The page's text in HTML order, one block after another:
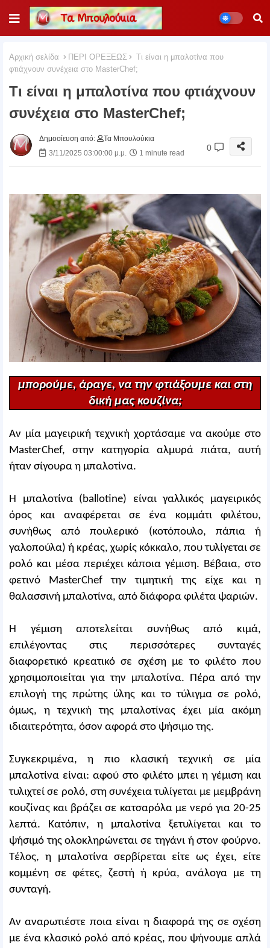
Αρχική σελίδα ΠΕΡΙ ΟΡΕΞΕΩΣ
Τι είναι η μπαλοτίνα που
φτιάχνουν συνέχεια στο MasterChef;
Τι είναι η μπαλοτίνα που φτιάχνουν
συνέχεια στο MasterChef;
Δημοσίευση από:
Τα Μπουλούκια
3/11/2025 03:00:00 μ.μ.
1 minute read
0
μπορούμε, άραγε, να την φτιάξουμε και στη
δική μας κουζίνα;
Αν μία μαγειρική τεχνική χορτάσαμε να ακούμε στο
MasterChef, στην κατηγορία αλμυρά πιάτα, αυτή
ήταν σίγουρα η μπαλοτίνα.
Η μπαλοτίνα (ballotine) είναι γαλλικός μαγειρικός
όρος και αναφέρεται σε ένα κομμάτι φιλέτου,
συνήθως από πουλερικό (κοτόπουλο, πάπια ή
γαλοπούλα) ή κρέας, χωρίς κόκκαλο, που τυλίγεται σε
ρολό και μέσα περιέχει κάποια γέμιση. Βέβαια, στο
φετινό MasterChef την τιμητική της είχε και η
θαλασσινή μπαλοτίνα, από διάφορα φιλέτα ψαριών.
Η γέμιση αποτελείται συνήθως από κιμά,
επιλέγοντας στις περισσότερες συνταγές
διαφορετικό κρεατικό σε σχέση με το φιλέτο που
χρησιμοποιείται για την μπαλοτίνα. Πέρα από την
επιλογή της πρώτης ύλης και το τύλιγμα σε ρολό,
όμως, η τεχνική της μπαλοτίνας έχει μία ακόμη
ιδιαιτερότητα, όσον αφορά στο ψήσιμο της.
Συγκεκριμένα, η πιο κλασική τεχνική σε μία
μπαλοτίνα είναι: αφού στο φιλέτο μπει η γέμιση και
τυλιχτεί σε ρολό, στη συνέχεια τυλίγεται με μεμβράνη
κουζίνας και βράζει σε κατσαρόλα με νερό για 20-25
λεπτά. Κατόπιν, η μπαλοτίνα ξετυλίγεται και το
ψήσιμό της ολοκληρώνεται σε τηγάνι ή στον φούρνο.
Τέλος, η μπαλοτίνα σερβίρεται είτε ως έχει, είτε
κομμένη σε φέτες, ζεστή ή κρύα, ανάλογα με τη
συνταγή.
Αν αναρωτιέστε ποια είναι η διαφορά της σε σχέση
με ένα κλασικό ρολό από κρέας, που ψήνουμε απλά